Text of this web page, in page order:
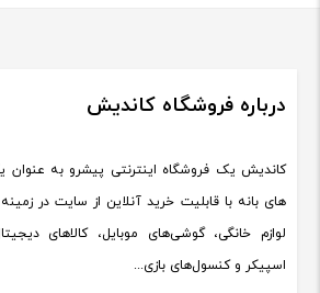
درباره فروشگاه کاندیش
کاندیش یک فروشگاه اینترنتی پیشرو به عنوان
های بانه با قابلیت خرید آنلاین از سایت در
لوازم خانگی، گوشی‌های موبایل، کالاهای
اسپیکر و کنسول‌های بازی...